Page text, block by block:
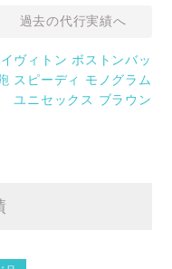
過去の代行実績へ
ヴィトン ボストンバッ
スピーディ モノグラム
ユニセックス ブラウン